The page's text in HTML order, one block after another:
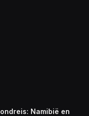
Namibië en